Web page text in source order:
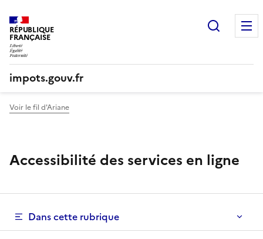
RÉPUBLIQUE
FRANÇAISE
impots.gouv.fr
Voir le fil d'Ariane
Accessibilité des services en ligne
Dans cette rubrique